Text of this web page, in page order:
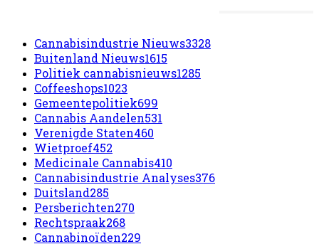
Cannabisindustrie Nieuws3328
Buitenland Nieuws1615
Politiek cannabisnieuws1285
Coffeeshops1023
Gemeentepolitiek699
Cannabis Aandelen531
Verenigde Staten460
Wietproef452
Medicinale Cannabis410
Cannabisindustrie Analyses376
Duitsland285
Persberichten270
Rechtspraak268
Cannabinoïden229